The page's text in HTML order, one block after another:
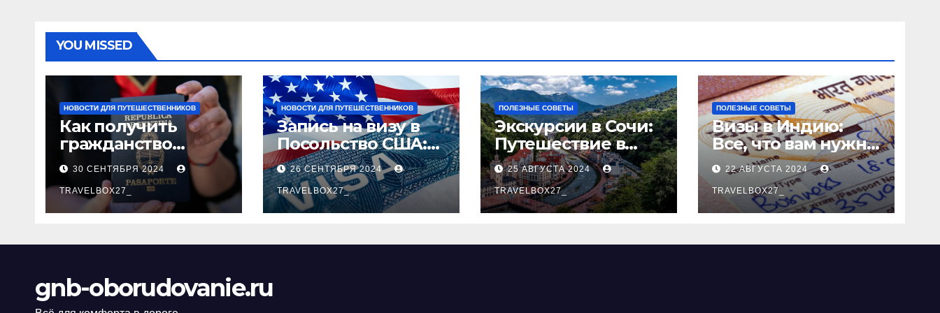
YOU MISSED
НОВОСТИ ДЛЯ ПУТЕШЕСТВЕННИКОВ
Как получить
гражданство
Аргентины:
Полное
руководство
30 СЕНТЯБРЯ 2024
TRAVELBOX27_
НОВОСТИ ДЛЯ ПУТЕШЕСТВЕННИКОВ
Запись на визу в
Посольство США:
Пошаговое
руководство
26 СЕНТЯБРЯ 2024
TRAVELBOX27_
ПОЛЕЗНЫЕ СОВЕТЫ
Экскурсии в Сочи:
Путешествие в
сердце
Черноморского
курорта
25 АВГУСТА 2024
TRAVELBOX27_
ПОЛЕЗНЫЕ СОВЕТЫ
Визы в Индию:
Все, что вам нужно
знать
22 АВГУСТА 2024
TRAVELBOX27_
gnb-oborudovanie.ru